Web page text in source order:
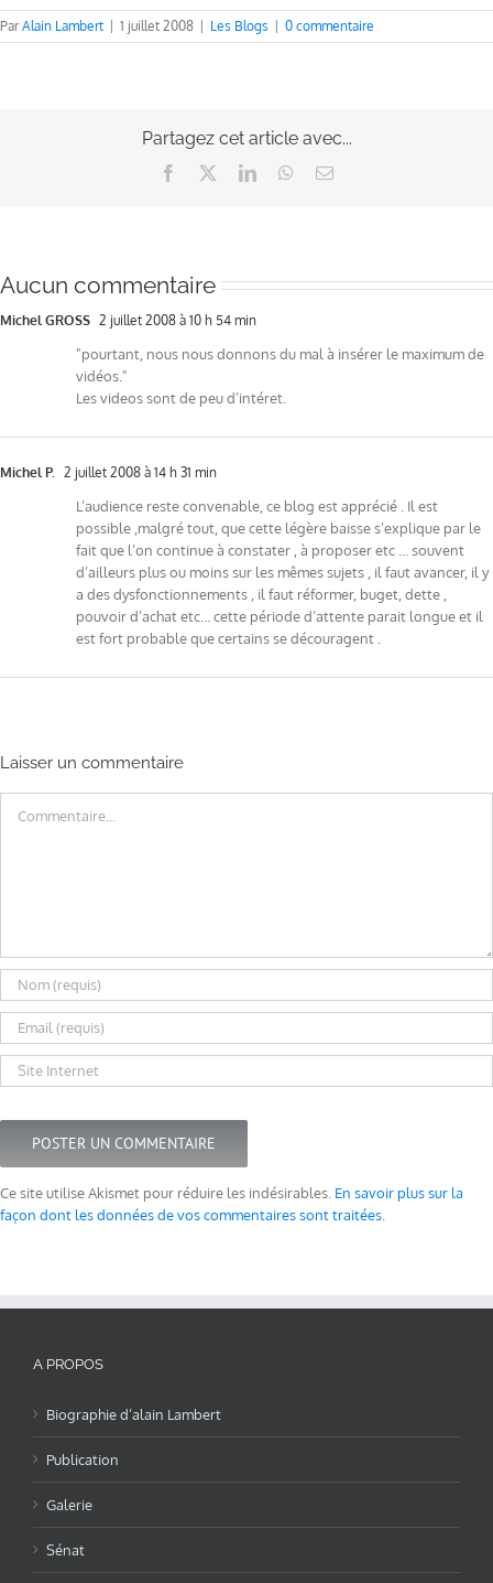
ParAlain Lambert 1 juillet 2008 Les Blogs 0 commentaire
Partagez cet article avec...
Facebook LinkedInWhatsApp
Email
Aucun commentaire
Michel GROSS 2 juillet 2008 à 10 h 54 min
"pourtant, nous nous donnons du mal à insérer le maximum de
vidéos."
Les videos sont de peu d’intéret.
Michel P. 2 juillet 2008 à 14 h 31 min
L’audience reste convenable, ce blog est apprécié . Il est
possible ,malgré tout, que cette légère baisse s’explique par le
fait que l’on continue à constater , à proposer etc … souvent
d’ailleurs plus ou moins sur les mêmes sujets , il faut avancer, il y
a des dysfonctionnements , il faut réformer, buget, dette ,
pouvoir d’achat etc… cette période d’attente parait longue et il
est fort probable que certains se découragent .
Laisser un commentaire
Ce site utilise Akismet pour réduire les indésirables. En savoir plus sur la
façon dont les données de vos commentaires sont traitées
A PROPOS
Biographie d’alain Lambert
Publication
Galerie
Sénat